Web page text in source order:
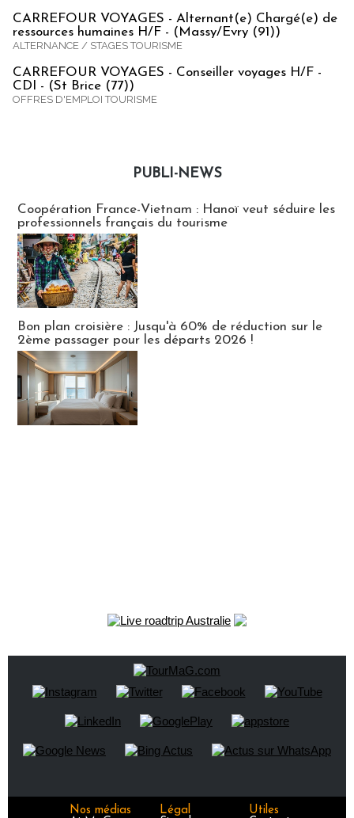
CARREFOUR VOYAGES - Alternant(e) Chargé(e) de
ressources humaines H/F - (Massy/Evry (91))
ALTERNANCE / STAGES TOURISME
CARREFOUR VOYAGES - Conseiller voyages H/F -
CDI - (St Brice (77))
OFFRES D'EMPLOI TOURISME
PUBLI-NEWS
Coopération France-Vietnam : Hanoï veut séduire les
professionnels français du tourisme
Bon plan croisière : Jusqu'à 60% de réduction sur le
2ème passager pour les départs 2026 !
Nos médias
Légal
Utiles